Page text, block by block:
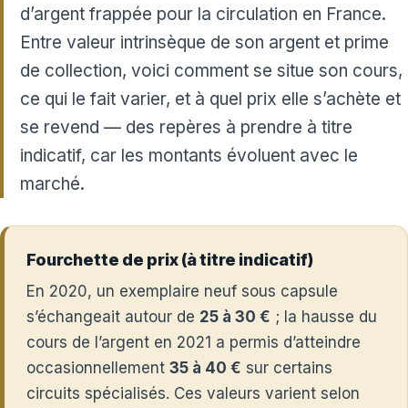
d’argent frappée pour la circulation en France.
Entre valeur intrinsèque de son argent et prime
de collection, voici comment se situe son cours,
ce qui le fait varier, et à quel prix elle s’achète et
se revend — des repères à prendre à titre
indicatif, car les montants évoluent avec le
marché.
Fourchette de prix (à titre indicatif)
En 2020, un exemplaire neuf sous capsule
s’échangeait autour de 25 à 30 € ; la hausse du
cours de l’argent en 2021 a permis d’atteindre
occasionnellement 35 à 40 € sur certains
circuits spécialisés. Ces valeurs varient selon